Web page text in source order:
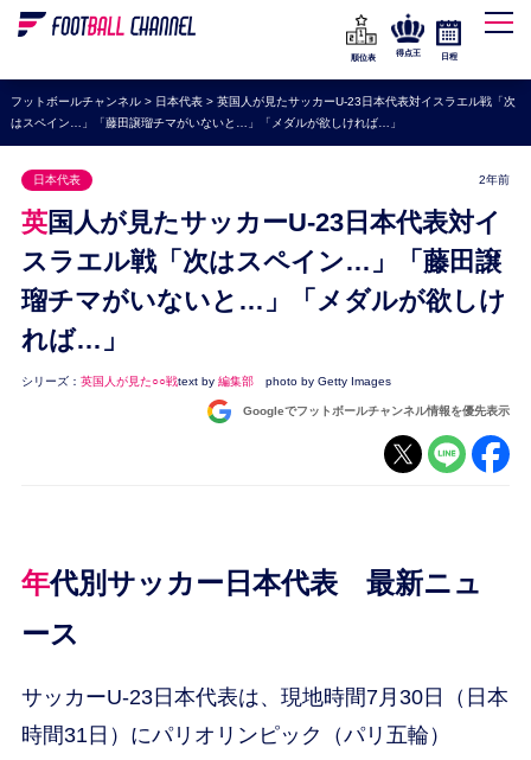
WEリーグ
海外サッカー
プレミアリーグ
セリエA
ブンデスリーガ
UEFA
ナショナルチーム
高校サッカー
順位表
得点王 日程
フットボールチャンネル> 日本代表> 英国人が見たサッカーU-23日本代表対イスラエル戦「次
はスペイン…」「藤田譲瑠チマがいないと…」「メダルが欲しければ…」
日本代表 2年前
英国人が見たサッカーU-23日本代表対イ
スラエル戦「次はスペイン…」「藤田譲
瑠チマがいないと…」「メダルが欲しけ
れば…」
シリーズ： 英国人が見た○○戦text by 編集部 photo by Getty Images
Googleでフットボールチャンネル情報を優先表示
年代別サッカー日本代表 最新ニュ
ース
サッカーU-23日本代表は、現地時間7月30日（日本
時間31日）にパリオリンピック（パリ五輪）